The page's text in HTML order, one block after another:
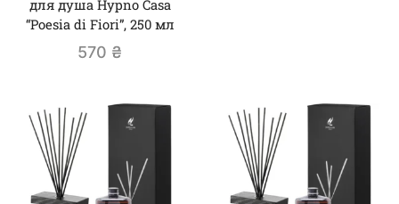
для душа Hypno Casa
“Poesia di Fiori”, 250 мл
570 ₴